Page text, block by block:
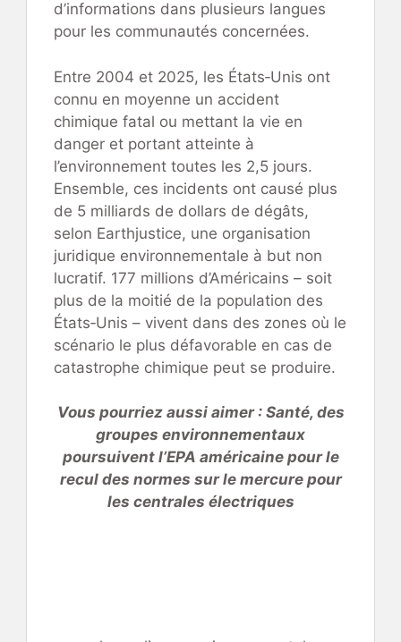
d’informations dans plusieurs langues
pour les communautés concernées.
Entre 2004 et 2025, les États‑Unis ont
connu en moyenne un accident
chimique fatal ou mettant la vie en
danger et portant atteinte à
l’environnement toutes les 2,5 jours.
Ensemble, ces incidents ont causé plus
de 5 milliards de dollars de dégâts,
selon Earthjustice, une organisation
juridique environnementale à but non
lucratif. 177 millions d’Américains – soit
plus de la moitié de la population des
États‑Unis – vivent dans des zones où le
scénario le plus défavorable en cas de
catastrophe chimique peut se produire.
Vous pourriez aussi aimer : Santé, des
groupes environnementaux
poursuivent l’EPA américaine pour le
recul des normes sur le mercure pour
les centrales électriques